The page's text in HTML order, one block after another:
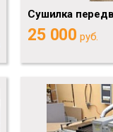
Сушилка
25 000 руб.